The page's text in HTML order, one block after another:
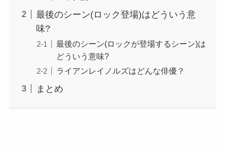
最後のシーン(ロック登場)はどういう意
味?
最後のシーン(ロックが登場するシーン)は
どういう意味?
ライアンレイノルズはどんな俳優？
まとめ